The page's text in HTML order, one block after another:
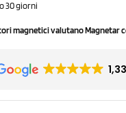
30 giorni
magnetici valutano Magnetar